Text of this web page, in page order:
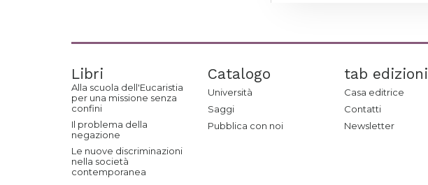
Libri
Alla scuola dell'Eucaristia
per una missione senza
confini
Il problema della
negazione
Le nuove discriminazioni
nella società
contemporanea
Catalogo
Università
Saggi
Pubblica con noi
tab edizioni
Casa editrice
Contatti
Newsletter